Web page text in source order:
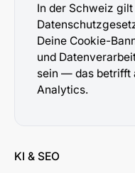
In der Schweiz gilt
Deine Cookie-
und
sein — das betrifft
Analytics.
KI & SEO